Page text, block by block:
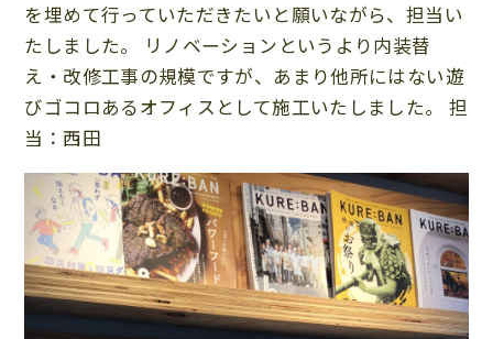
を埋めて行っていただきたいと願いながら、担当い
たしました。 リノベーションというより内装替
え・改修工事の規模ですが、あまり他所にはない遊
びゴコロあるオフィスとして施工いたしました。 担
当：西田